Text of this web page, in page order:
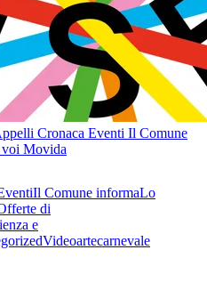
Cronaca Eventi Il Comune
Movida
Il Comune informaLo
di
e
Videoartecarnevale